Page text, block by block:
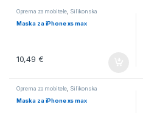
Oprema za mobitele, Silikonska
Maska za iPhone xs max
10,49 €
Oprema za mobitele, Silikonska
Maska za iPhone xs max